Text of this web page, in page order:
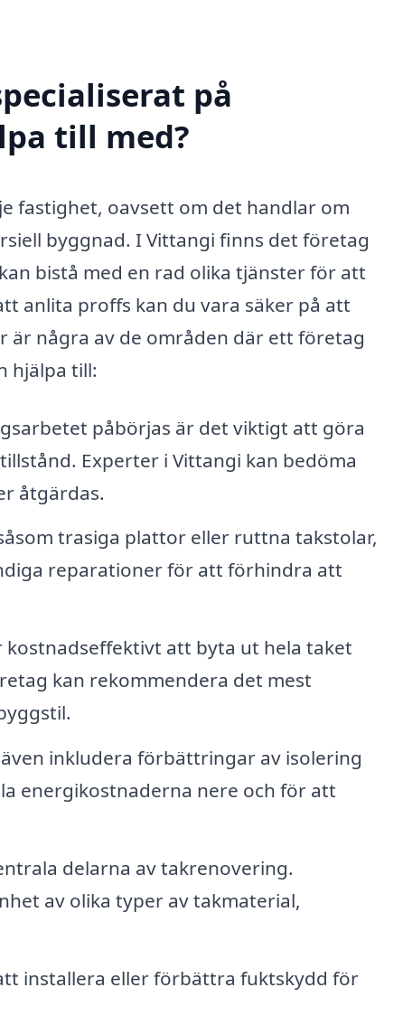
på
till med?
fastighet, oavsett om det handlar om
byggnad. I Vittangi finns det företag
bistå med en rad olika tjänster för att
anlita proffs kan du vara säker på att
några av de områden där ett företag
hjälpa till:
påbörjas är det viktigt att göra
Experter i Vittangi kan bedöma
åtgärdas.
trasiga plattor eller ruttna takstolar,
reparationer för att förhindra att
kostnadseffektivt att byta ut hela taket
kan rekommendera det mest
inkludera förbättringar av isolering
energikostnaderna nere och för att
delarna av takrenovering.
av olika typer av takmaterial,
installera eller förbättra fuktskydd för